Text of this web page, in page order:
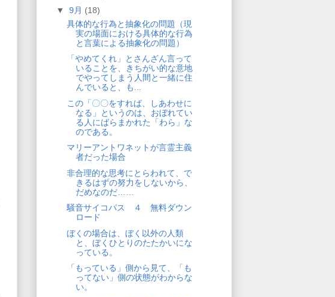
▼ 9月 (18)
具体的な行為と抽象化の問題（現
実の場面における具体的な行為
と言葉による抽象化の問題）
「やめてくれ」とさんざん言って
いることを、きちがい的な意地
でやってしまう人間と一緒に住
んでいると、も...
この「〇〇をすれば、しあわせに
なる」というのは、おぼれてい
る人にばらまかれた「わら」な
のである。
マリーアントワネットが言霊主義
者だった場合
非合理的な思考にとらわれて、で
きるはずの努力をしないから、
だめなのだ……
騒音サイコパス ４ 無料ダウン
ロード
ぼくの場合は、ぼく以外の人類
と、ぼくひとりのたたかいにな
っている。
「もっている」側から見て、「も
ってない」側の状態がわからな
い。